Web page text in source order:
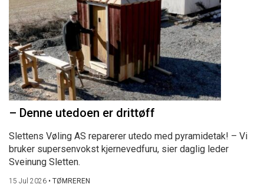
– Denne utedoen er drittøff
Slettens Vøling AS reparerer utedo med pyramidetak! – Vi
bruker supersenvokst kjernevedfuru, sier daglig leder
Sveinung Sletten.
15 Jul 2026 • TØMREREN